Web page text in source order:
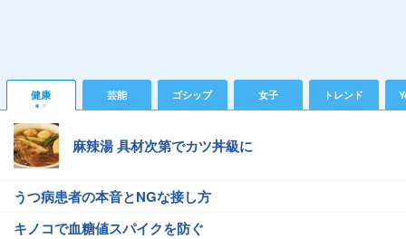
健康 芸能 ゴシップ 女子 トレンド
麻辣湯 具材次第でカツ丼級に
うつ病患者の本音とNGな接し方
キノコで血糖値スパイクを防ぐ